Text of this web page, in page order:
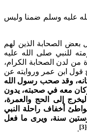
وسلم ضمنا وليس
الصحابة الذين لهم
صلى الله عليه
الصحابة الكرام،
عمر وروايته عن
صحب رسول الله
في صحبته، يدون
إلى الحج والعمرة،
راحلة النبي
سنة، ويرى ما فعل